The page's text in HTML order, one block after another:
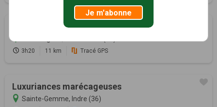
Sentier du Trainefeuilles
3h20 11 km Tracé GPS
Luxuriances marécageuses
Sainte-Gemme, Indre (36)
Je m'abonne